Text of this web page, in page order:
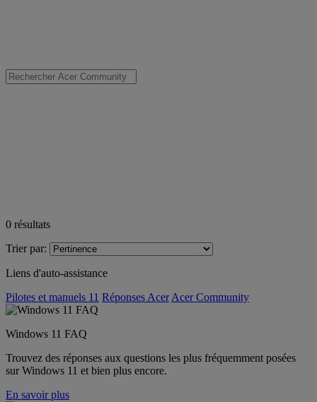
0 résultats
Trier par:
Liens d'auto-assistance
Pilotes et manuels 11 Réponses Acer Acer Community
Windows 11 FAQ
Trouvez des réponses aux questions les plus fréquemment posées
sur Windows 11 et bien plus encore.
En savoir plus